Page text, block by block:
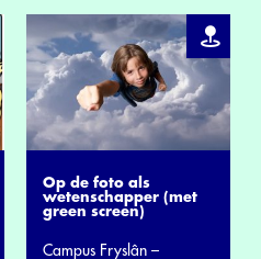
Op de foto als
wetenschapper (met
green screen)
Campus Fryslân –